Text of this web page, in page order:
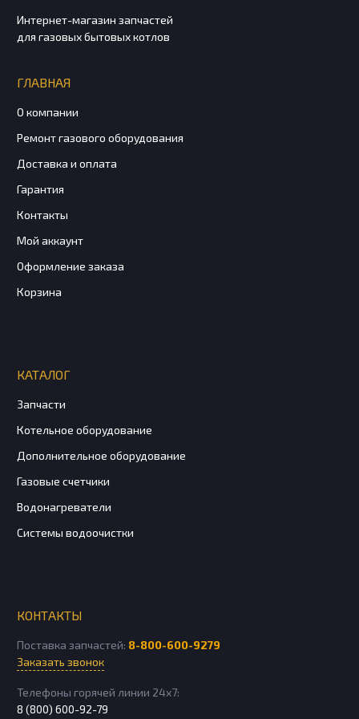
Интернет-магазин запчастей
для газовых бытовых котлов
ГЛАВНАЯ
О компании
Ремонт газового оборудования
Доставка и оплата
Гарантия
Контакты
Мой аккаунт
Оформление заказа
Корзина
КАТАЛОГ
Запчасти
Котельное оборудование
Дополнительное оборудование
Газовые счетчики
Водонагреватели
Системы водоочистки
КОНТАКТЫ
Поставка запчастей: 8-800-600-9279
Заказать звонок
Телефоны горячей линии 24х7:
8 (800) 600-92-79